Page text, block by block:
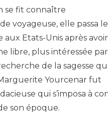
se fit connaître
voyageuse, elle passa
aux Etats-Unis après avoir
libre, plus intéressée
de la sagesse
Yourcenar fut
qui s’imposa à
son époque.